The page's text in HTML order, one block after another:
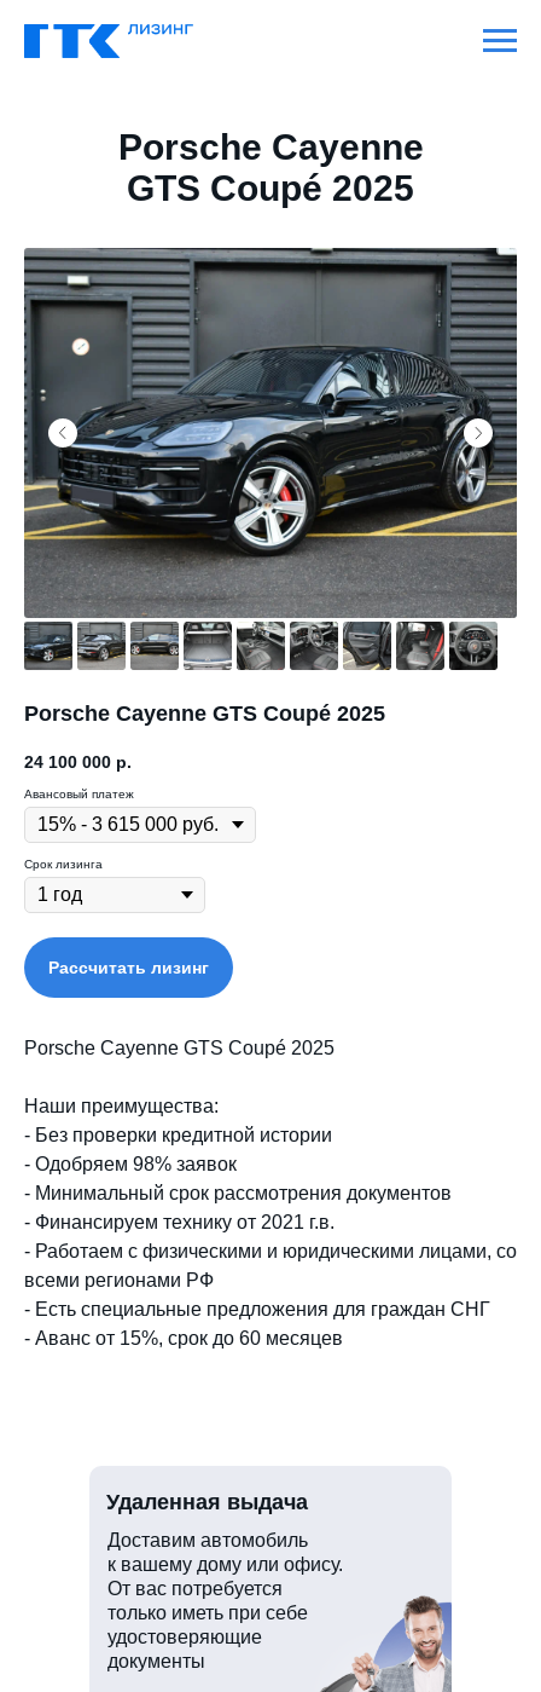
Porsche Cayenne
GTS Coupé 2025
Porsche Cayenne GTS Coupé 2025
24 100 000 р.
Авансовый платеж
Срок лизинга
Рассчитать лизинг
Porsche Cayenne GTS Coupé 2025
Наши преимущества:
- Без проверки кредитной истории
- Одобряем 98% заявок
- Минимальный срок рассмотрения документов
- Финансируем технику от 2021 г.в.
- Работаем с физическими и юридическими лицами, со
всеми регионами РФ
- Есть специальные предложения для граждан СНГ
- Аванс от 15%, срок до 60 месяцев
Доставим автомобиль
к вашему дому или офису.
От вас потребуется
только иметь при себе
удостоверяющие
документы
Удаленная выдача